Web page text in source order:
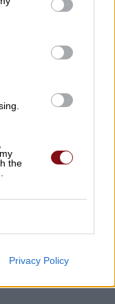
the
Privacy Policy
οι
την